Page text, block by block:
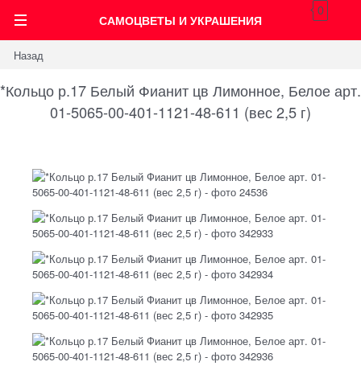
САМОЦВЕТЫ И УКРАШЕНИЯ
0
Назад
*Кольцо р.17 Белый Фианит цв Лимонное, Белое арт.
01-5065-00-401-1121-48-611 (вес 2,5 г)